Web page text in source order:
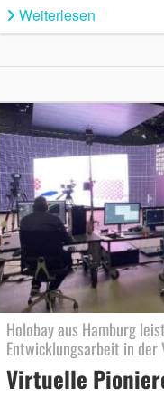
Weiterlesen
Holobay aus Hamburg
Entwicklungsarbeit in
Virtuelle